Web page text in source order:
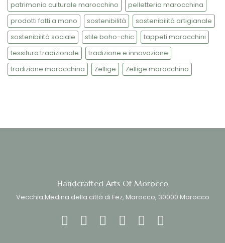
patrimonio culturale marocchino
pelletteria marocchina
prodotti fatti a mano
sostenibilità
sostenibilità artigianale
sostenibilità sociale
stile boho-chic
tappeti marocchini
tessitura tradizionale
tradizione e innovazione
tradizione marocchina
Zellige Zellige marocchino
Handcrafted Arts Of Morocco
Vecchia Medina della città di Fez, Marocco, 30000 Marocco